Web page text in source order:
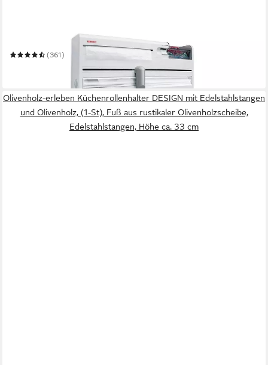
Wandrollenhalter Parat Plus
(361)
in 2-3 Werktagen bei dir
Olivenholz-erleben Küchenrollenhalter DESIGN mit Edelstahlstangen
und Olivenholz, (1-St), Fuß aus rustikaler Olivenholzscheibe,
Edelstahlstangen, Höhe ca. 33 cm